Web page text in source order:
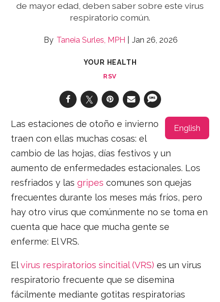
de mayor edad, deben saber sobre este virus
respiratorio común.
Taneia Surles, MPH Jan 26, 2026
YOUR HEALTH
RSV
English
Las estaciones de otoño e invierno
traen con ellas muchas cosas: el
cambio de las hojas, días festivos y un
aumento de enfermedades estacionales. Los
resfriados y lasgripes comunes son quejas
frecuentes durante los meses más fríos, pero
hay otro virus que comúnmente no se toma en
cuenta que hace que mucha gente se
enferme: El VRS.
Elvirus respiratorios sincitial (VRS) es un virus
respiratorio frecuente que se disemina
fácilmente mediante gotitas respiratorias